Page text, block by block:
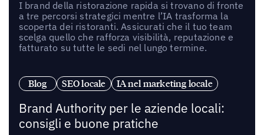
I brand della ristorazione rapida si trovano di fronte
a tre percorsi strategici mentre l’IA trasforma la
scoperta dei ristoranti. Assicurati che il tuo team
scelga quello che rafforza visibilità, reputazione e
fatturato su tutte le sedi nel lungo termine.
Blog SEO locale IA nel marketing locale
Brand Authority per le aziende locali:
consigli e buone pratiche